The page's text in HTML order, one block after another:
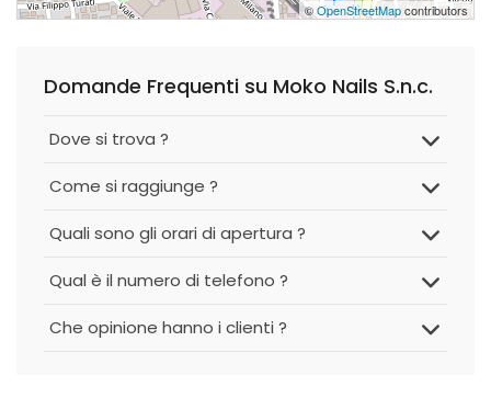
©OpenStreetMapcontributors
Domande Frequenti su Moko Nails S.n.c.
Dove si trova ?
Come si raggiunge ?
Quali sono gli orari di apertura ?
Qual è il numero di telefono ?
Che opinione hanno i clienti ?